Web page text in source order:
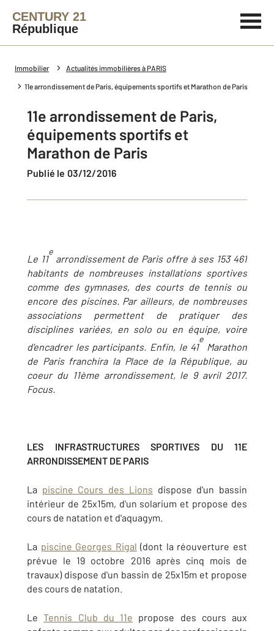
CENTURY 21
République
Immobilier Actualités immobilières à PARIS
11e arrondissement de Paris, équipements sportifs et Marathon de Paris
11e arrondissement de Paris,
équipements sportifs et
Marathon de Paris
Publié le 03/12/2016
Le 11
e
arrondissement de Paris offre à ses 153 461
habitants de nombreuses installations sportives
comme des gymnases, des courts de tennis ou
encore des piscines. Par ailleurs, de nombreuses
associations permettent de pratiquer des
disciplines variées, en solo ou en équipe, voire
d'encadrer les participants. Enfin, le 41
e
Marathon
de Paris franchira la Place de la République, au
coeur du 11ème arrondissement, le 9 avril 2017.
Focus.
LES INFRASTRUCTURES SPORTIVES DU 11E
ARRONDISSEMENT DE PARIS
La piscine Cours des Lions dispose d'un bassin
intérieur de 25x15m, d'un solarium et propose des
cours de natation et d'aquagym.
La piscine Georges Rigal (dont la réouverture est
prévue le 19 octobre 2016 après cinq mois de
travaux) dispose d'un bassin de 25x15m et propose
des cours de natation.
LeTennis Club du 11e propose des cours aux